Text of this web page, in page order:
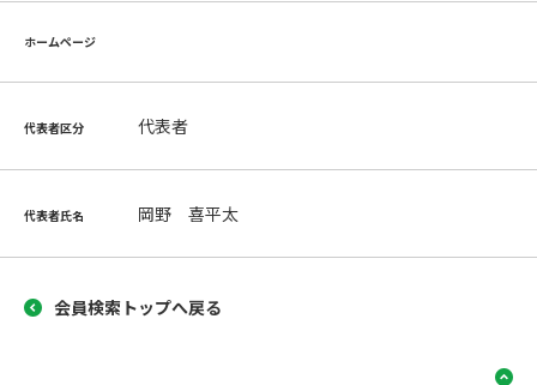
ホームページ
代表者区分 代表者
代表者氏名 岡野 喜平太
会員検索トップへ戻る